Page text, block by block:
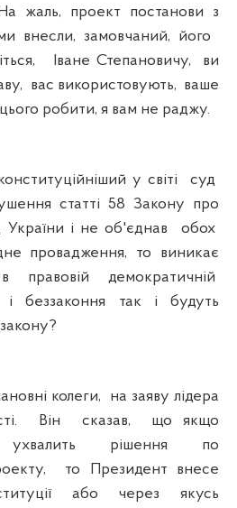
жаль, проект постанови з
внесли, замовчаний, його
Іване Степановичу, ви
вас використовують, ваше
робити, я вам не раджу.
у світі суд
статті 58 Закону про
України і не об'єднав обох
провадження, то виникає
демократичній
беззаконня так і будуть
колеги, на заяву лідера
Він сказав, що якщо
рішення по
то Президент внесе
або через якусь